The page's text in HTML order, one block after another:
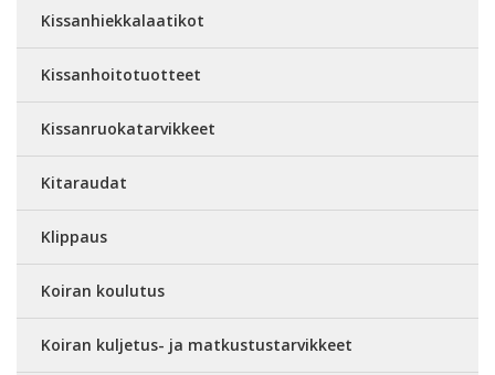
Kissanhiekkalaatikot
Kissanhoitotuotteet
Kissanruokatarvikkeet
Kitaraudat
Klippaus
Koiran koulutus
Koiran kuljetus- ja matkustustarvikkeet